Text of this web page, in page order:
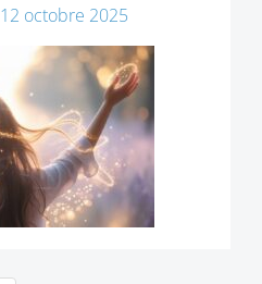
12 octobre 2025